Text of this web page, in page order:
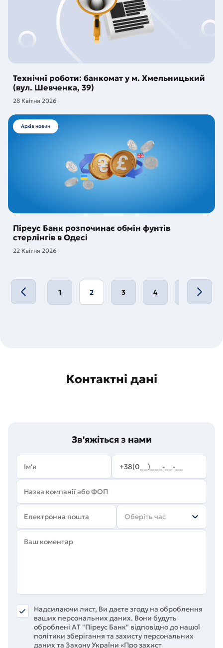
Технічні роботи: банкомат у м. Хмельницький
(вул. Шевченка, 39)
28 Квітня 2026
Архів новин
Піреус Банк розпочинає обмін фунтів
стерлінгів в Одесі
22 Квітня 2026
1 2 3 4
Контактні дані
Зв'яжіться з нами
Оберіть час
Надсилаючи лист, Ви даєте згоду на оброблення
ваших персональних даних. Вони будуть
оброблені АT "Піреус Банк" відповідно до нашої
політики зберігання та захисту персональних
даних та Закону України «Про захист